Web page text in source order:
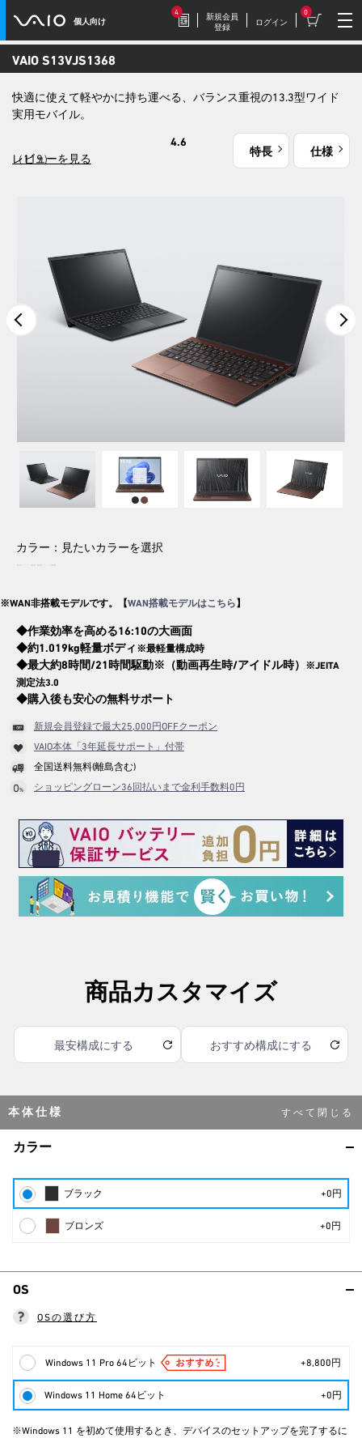
個人向け
4
豪華特典付き！
2026.7.9
毎週木曜更新！
今週だけの特別価格！VAIOストア WEEKLY
SALE
今だけさらにお得なOUTLET SALE！
※2026/8/31（月）午前9:59まで
新規会員
登録
ログイン
0
VAIO S13VJS1368
快適に使えて軽やかに持ち運べる、バランス重視の13.3型ワイド
実用モバイル。
4.6
（119）
レビューを見る
特長 仕様
カラー： 見たいカラーを選択
※WAN非搭載モデルです。【WAN搭載モデルはこちら 】
◆作業効率を高める16:10の大画面
◆約1.019kg軽量ボディ ※最軽量構成時
◆最大約8時間/21時間駆動※（動画再生時/アイドル時）
※JEITA
測定法3.0
◆購入後も安心の無料サポート
新規会員登録で最大25,000円OFFクーポン
VAIO本体「3年延長サポート」付帯
全国送料無料(離島含む)
ショッピングローン36回払いまで金利手数料0円
商品カスタマイズ
最安構成にする おすすめ構成にする
本体仕様
カラー
ブラック +0円
ブロンズ +0円
OS
OSの選び方
Windows 11 Pro 64ビット +8,800円
Windows 11 Home 64ビット +0円
※Windows 11 を初めて使用するとき、デバイスのセットアップを完了するに